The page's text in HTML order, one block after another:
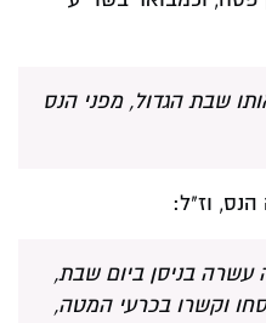
שבת הגדול, מפני הנס
וז"ל:
בניסן ביום שבת,
וקשרו בכרעי המטה,